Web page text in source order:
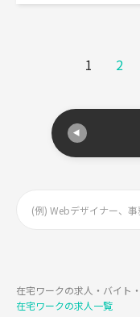
1 2
在宅ワークの求人・バイト
在宅ワークの求人一覧